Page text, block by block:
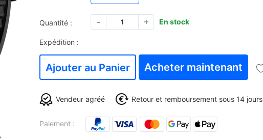
Quantité : En stock
Expédition :
Ajouter au Panier Acheter maintenant
Vendeur agréé Retour et remboursement sous 14 jours
Paiement :